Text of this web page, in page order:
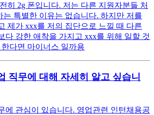
히 2g 폰입니다. 저는 다른 지원자분들 처
는 특별한 이유는 없습니다. 하지만 저를
제가 xxx를 저의 집단으로 느낄 때 다른
다 강한 애착을 가지고 xxx를 위해 일할 것
다면 마이너스 일까용
직무에 대해 자세히 알고 싶습니
에 관심이 있습니다. 영업관련 인턴채용공